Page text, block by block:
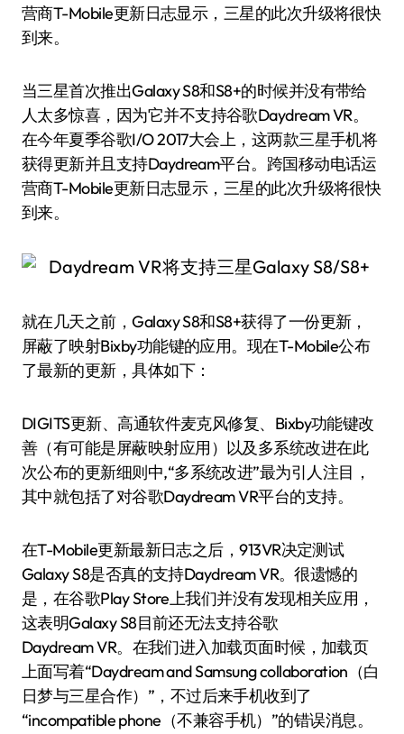
营商T-Mobile更新日志显示，三星的此次升级将很快
到来。
当三星首次推出Galaxy S8和S8+的时候并没有带给
人太多惊喜，因为它并不支持谷歌Daydream VR。
在今年夏季谷歌I/O 2017大会上，这两款三星手机将
获得更新并且支持Daydream平台。跨国移动电话运
营商T-Mobile更新日志显示，三星的此次升级将很快
到来。
就在几天之前，Galaxy S8和S8+获得了一份更新，
屏蔽了映射Bixby功能键的应用。现在T-Mobile公布
了最新的更新，具体如下：
DIGITS更新、高通软件麦克风修复、Bixby功能键改
善（有可能是屏蔽映射应用）以及多系统改进在此
次公布的更新细则中,“多系统改进”最为引人注目，
其中就包括了对谷歌Daydream VR平台的支持。
在T-Mobile更新最新日志之后，913VR决定测试
Galaxy S8是否真的支持Daydream VR。很遗憾的
是，在谷歌Play Store上我们并没有发现相关应用，
这表明Galaxy S8目前还无法支持谷歌
Daydream VR。在我们进入加载页面时候，加载页
上面写着“Daydream and Samsung collaboration（白
日梦与三星合作）”，不过后来手机收到了
“incompatible phone（不兼容手机）”的错误消息。